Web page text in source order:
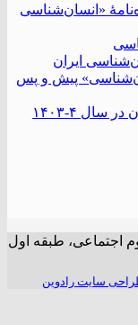
«انسان‌شناسی
ایران
پیش و پس
۴-۱۴۰۳
اجتماعی، طبقه اول
سایت رادوین